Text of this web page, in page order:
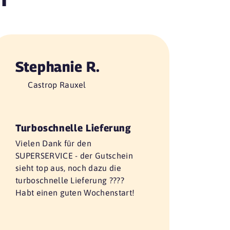
Stephanie R.
Castrop Rauxel
Turboschnelle Lieferung
Vielen Dank für den
SUPERSERVICE - der Gutschein
sieht top aus, noch dazu die
turboschnelle Lieferung ????
Habt einen guten Wochenstart!